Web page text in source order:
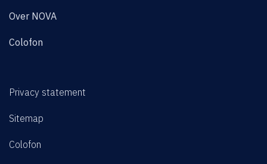
Over NOVA
Colofon
Privacy statement
Sitemap
Colofon